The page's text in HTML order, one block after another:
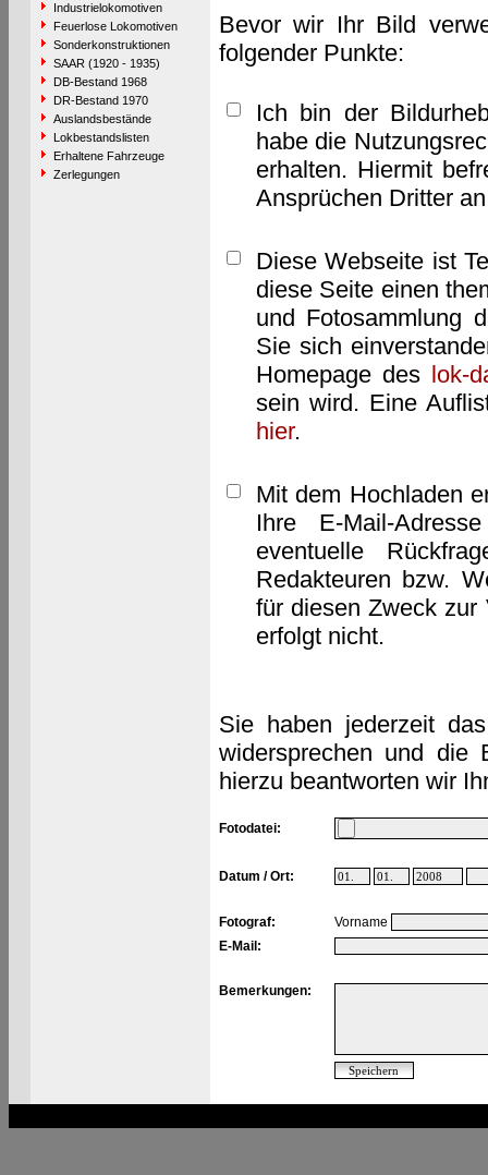
Industrielokomotiven
Feuerlose Lokomotiven
Sonderkonstruktionen
SAAR (1920 - 1935)
DB-Bestand 1968
DR-Bestand 1970
Auslandsbestände
Lokbestandslisten
Erhaltene Fahrzeuge
Zerlegungen
Bevor wir Ihr Bild
folgender Punkte:
Ich bin der
habe die
erhalten. Hiermit
Ansprüchen Dritter
Diese Webseite ist
diese Seite einen
und Fotosammlung
Sie sich
Homepage des lok-
sein wird. Eine
hier.
Mit dem Hochladen
Ihre E-Mail-
eventuelle
Redakteuren bzw.
für diesen Zweck zur
erfolgt nicht.
Sie haben jederzeit
widersprechen und die
hierzu beantworten wir
Fotodatei:
Datum / Ort:
Fotograf:
Vorname
E-Mail:
Bemerkungen: